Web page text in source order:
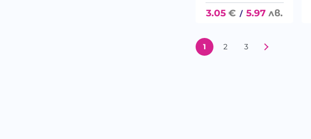
3.05 € / 5.97 лв.
1 2 3